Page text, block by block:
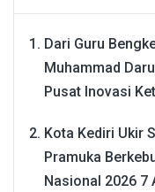
Dari Guru
Muhammad
Pusat Inovasi
Kota Kediri Ukir
Pramuka
Nasional 2026 7